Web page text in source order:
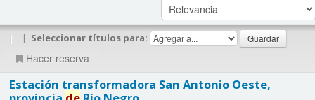
| | Seleccionar títulos para:
Hacer reserva
Estación transformadora San Antonio Oeste,